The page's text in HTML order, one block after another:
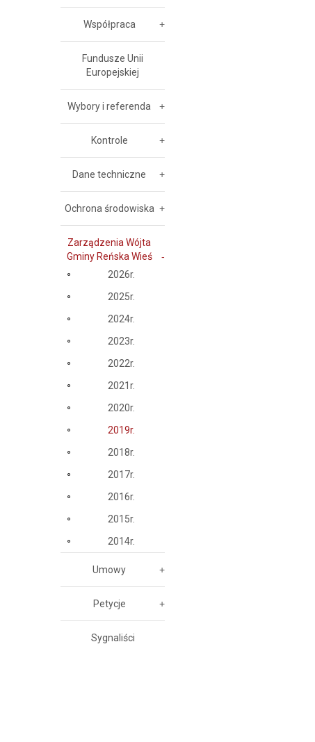
Współpraca
Fundusze Unii
Europejskiej
Wybory i referenda
Kontrole
Dane techniczne
Ochrona środowiska
Zarządzenia Wójta
Gminy Reńska Wieś
2026r.
2025r.
2024r.
2023r.
2022r.
2021r.
2020r.
2019r.
2018r.
2017r.
2016r.
2015r.
2014r.
Umowy
Petycje
Sygnaliści